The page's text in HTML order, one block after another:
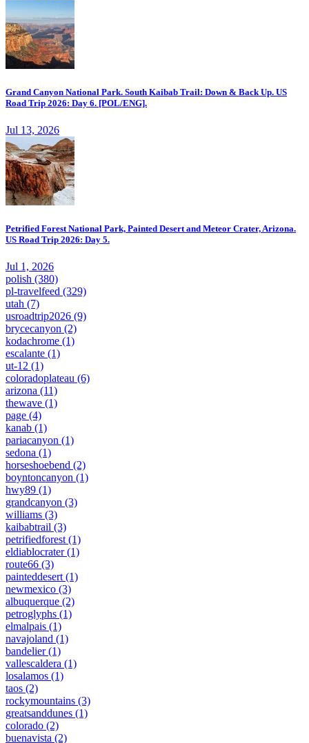
Grand Canyon National Park. South Kaibab Trail: Down & Back Up. US
Road Trip 2026: Day 6. [POL/ENG].
Jul 13, 2026
Petrified Forest National Park, Painted Desert and Meteor Crater, Arizona.
US Road Trip 2026: Day 5.
Jul 1, 2026
polish (380)
pl-travelfeed (329)
utah (7)
usroadtrip2026 (9)
brycecanyon (2)
kodachrome (1)
escalante (1)
ut-12 (1)
coloradoplateau (6)
arizona (11)
thewave (1)
page (4)
kanab (1)
pariacanyon (1)
sedona (1)
horseshoebend (2)
boyntoncanyon (1)
hwy89 (1)
grandcanyon (3)
williams (3)
kaibabtrail (3)
petrifiedforest(1)
eldiablocrater(1)
route66 (3)
painteddesert(1)
newmexico (3)
albuquerque (2)
petroglyphs (1)
elmalpais (1)
navajoland (1)
bandelier(1)
vallescaldera (1)
losalamos (1)
taos (2)
rockymountains (3)
greatsanddunes (1)
colorado (2)
buenavista (2)